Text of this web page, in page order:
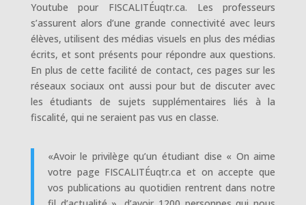
Youtube pour FISCALITÉuqtr.ca. Les professeurs
s’assurent alors d’une grande connectivité avec leurs
élèves, utilisent des médias visuels en plus des médias
écrits, et sont présents pour répondre aux questions.
En plus de cette facilité de contact, ces pages sur les
réseaux sociaux ont aussi pour but de discuter avec
les étudiants de sujets supplémentaires liés à la
fiscalité, qui ne seraient pas vus en classe.
«Avoir le privilège qu’un étudiant dise « On aime
votre page FISCALITÉuqtr.ca et on accepte que
vos publications au quotidien rentrent dans notre